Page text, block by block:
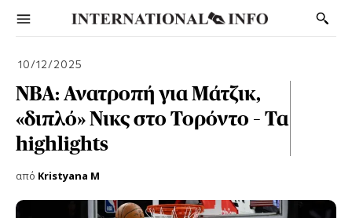
10/12/2025
NBA: Ανατροπή για Μάτζικ,
«διπλό» Νικς στο Τορόντο – Τα
highlights
από Kristyana M